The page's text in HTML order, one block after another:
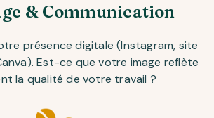
& Communication
présence digitale (Instagram, site
Est-ce que votre image reflète
la qualité de votre travail ?